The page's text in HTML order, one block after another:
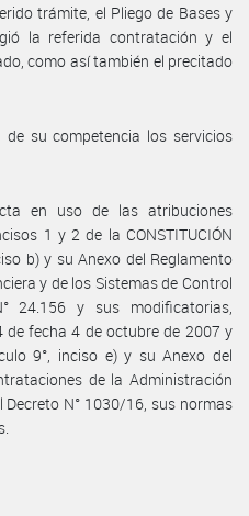
trámite, el Pliego de Bases y
la referida contratación y el
como así también el precitado
su competencia los servicios
en uso de las atribuciones
1 y 2 de la CONSTITUCIÓN
b) y su Anexo del Reglamento
y de los Sistemas de Control
24.156 y sus modificatorias,
de fecha 4 de octubre de 2007 y
9°, inciso e) y su Anexo del
de la Administración
N° 1030/16, sus normas